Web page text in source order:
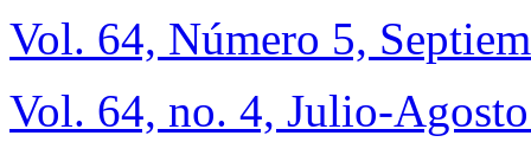
Vol. 64, Número 5,
Vol. 64, no. 4, Julio-